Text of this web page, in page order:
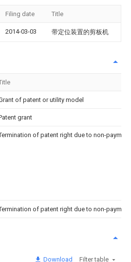
Filing date Title
2014-03-03 带定位装置的剪板机
of patent or utility model
grant
of patent right due to non-
of patent right due to non-
Download Filter table